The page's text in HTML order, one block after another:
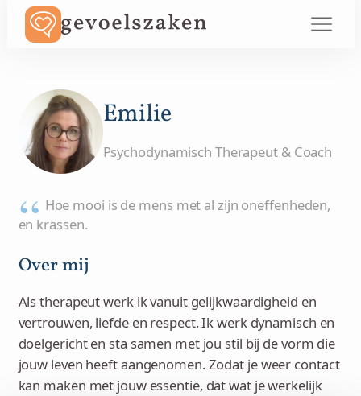
Emilie
Psychodynamisch Therapeut & Coach
Hoe mooi is de mens met al zijn oneffenheden,
en krassen.
Over mij
Als therapeut werk ik vanuit gelijkwaardigheid en
vertrouwen, liefde en respect. Ik werk dynamisch en
doelgericht en sta samen met jou stil bij de vorm die
jouw leven heeft aangenomen. Zodat je weer contact
kan maken met jouw essentie, dat wat je werkelijk